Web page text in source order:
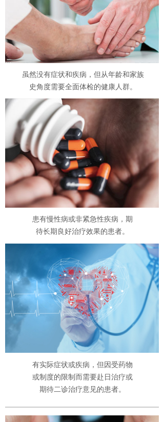
虽然没有症状和疾病，但从年龄和家族
史角度需要全面体检的健康人群。
患有慢性病或非紧急性疾病，期
待长期良好治疗效果的患者。
有实际症状或疾病，但因受药物
或制度的限制而需要赴日治疗或
期待二诊治疗意见的患者。